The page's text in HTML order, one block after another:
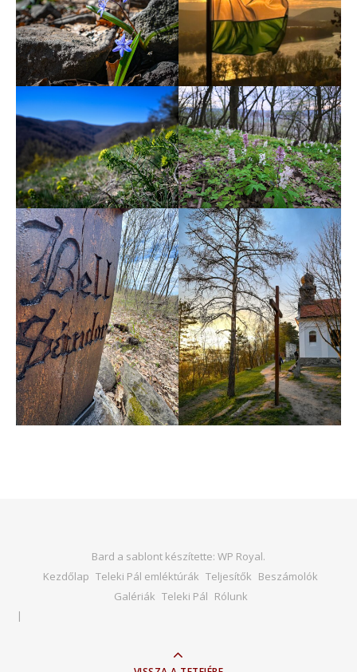
Bard a sablont készítette: WP Royal.
Kezdőlap Teleki Pál emléktúrák Teljesítők Beszámolók
Galériák Teleki Pál Rólunk